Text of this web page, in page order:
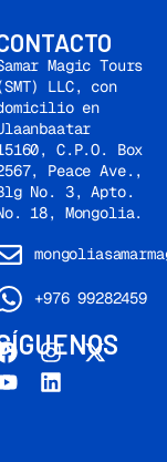
Magic Tours
LLC, con
en
C.P.O. Box
Peace Ave.,
No. 3, Apto.
18, Mongolia.
+976 99282459